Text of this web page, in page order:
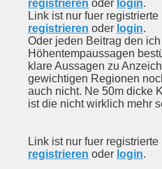
registrieren oder login.
Link ist nur fuer registrierte
registrieren oder login.
Oder jeden Beitrag den
Höhentempaussagen
klare Aussagen zu
gewichtigen Regionen
auch nicht. Ne 50m dicke
ist die nicht wirklich mehr
Link ist nur fuer registrierte
registrieren oder login.